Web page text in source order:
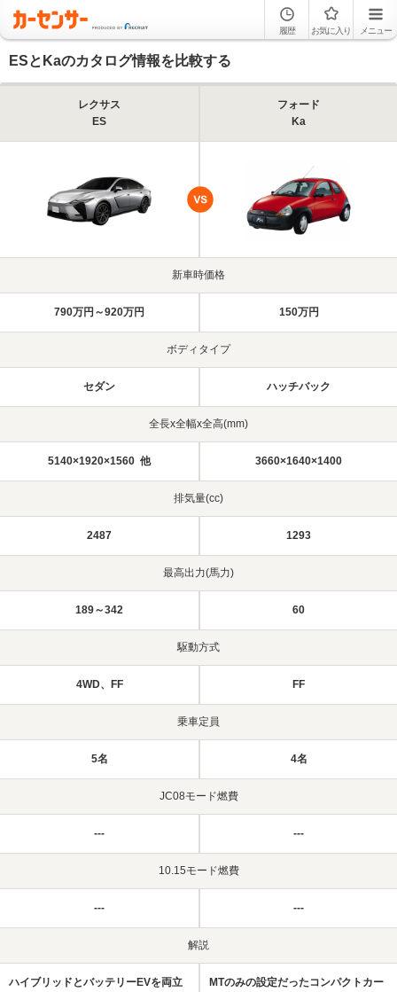
履歴 お気に入り メニュー
ESとKaのカタログ情報を比較する
レクサス
ES
フォード
Ka
新車時価格
790万円～920万円 150万円
ボディタイプ
セダン ハッチバック
全長x全幅x全高(mm)
5140×1920×1560 他 3660×1640×1400
排気量(cc)
2487 1293
最高出力(馬力)
189～342 60
駆動方式
4WD、FF FF
乗車定員
5名 4名
JC08モード燃費
--- ---
10.15モード燃費
--- ---
解説
ハイブリッドとバッテリーEVを両立
MTのみの設定だったコンパクトカー